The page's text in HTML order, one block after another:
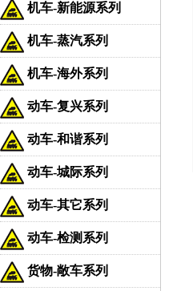
机车-新能源系列
机车-蒸汽系列
机车-海外系列
动车-复兴系列
动车-和谐系列
动车-城际系列
动车-其它系列
动车-检测系列
货物-敞车系列